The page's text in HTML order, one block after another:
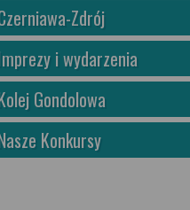
Zdrój
i wydarzenia
Gondolowa
Konkursy